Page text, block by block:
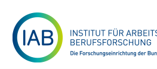
zum
Inhalt